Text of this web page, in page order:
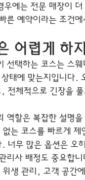
우에는 전문 매장이
른 예약이라는 조건
어렵게 하
선택하는 코스는 스
태에 맞는지입니다.
전체적으로 긴장을
역할은 복잡한 설명
는 코스를 빠르게 제
너무 많은 옵션은 오
리사 배정도 중요합
생 관리, 고객 공간